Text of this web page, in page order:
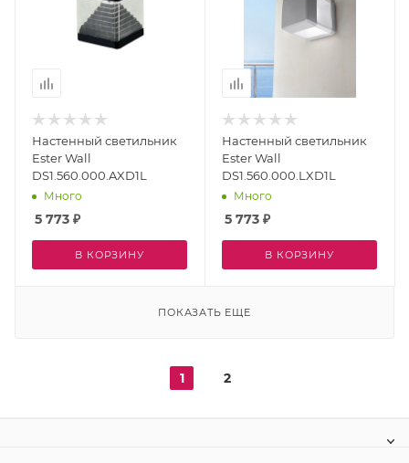
Настенный светильник
Ester Wall
DS1.560.000.AXD1L
Много
5 773 ₽
В КОРЗИНУ
Настенный светильник
Ester Wall
DS1.560.000.LXD1L
Много
5 773 ₽
В КОРЗИНУ
ПОКАЗАТЬ ЕЩЕ
1 2